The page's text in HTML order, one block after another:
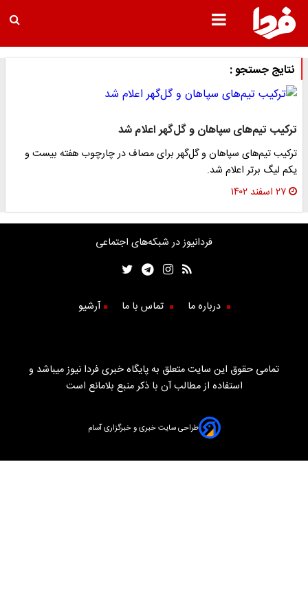
نتایج جستجو :
ترکیب تیم‌های سپاهان و گل‌گهر اعلام شد
ترکیب تیم‌های سپاهان و گل‌گهر برای مصاف در چارچوب هفته بیست و
یکم لیگ برتر اعلام شد.
۲۷ اسفند ۱۴۰۲
فردانیوز در شبکه‌های اجتماعی
درباره ما تماس با ما آرشیو
تمامی حقوق این سایت متعلق به پایگاه خبری فردا نیوز میباشد و
استفاده از مطالب آن با ذکر منبع بلامانع است
طراحی سایت خبری و خبرگزاری آسام